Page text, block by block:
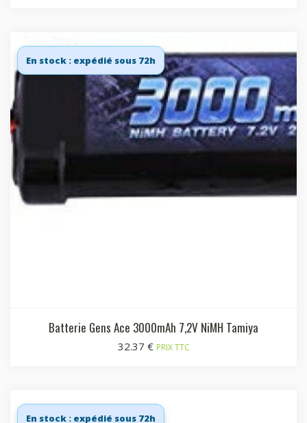
En stock : expédié sous 72h
Batterie Gens Ace 3000mAh 7,2V NiMH Tamiya
32.37 € PRIX TTC
En stock : expédié sous 72h